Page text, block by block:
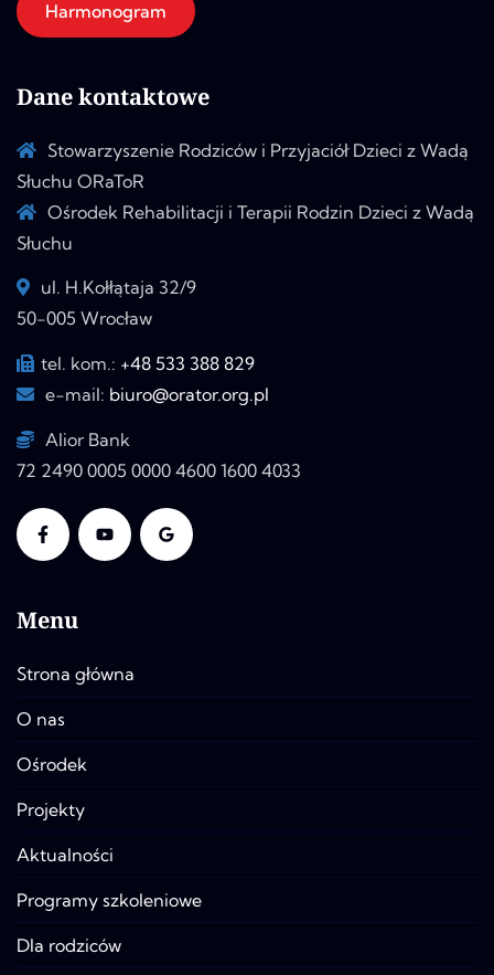
Harmonogram
Dane kontaktowe
Stowarzyszenie Rodziców i Przyjaciół Dzieci z Wadą
Słuchu ORaToR
Ośrodek Rehabilitacji i Terapii Rodzin Dzieci z Wadą
Słuchu
ul. H.Kołłątaja 32/9
50-005 Wrocław
tel. kom.: +48 533 388 829
e-mail: biuro@orator.org.pl
Alior Bank
72 2490 0005 0000 4600 1600 4033
Menu
Strona główna
O nas
Ośrodek
Projekty
Aktualności
Programy szkoleniowe
Dla rodziców